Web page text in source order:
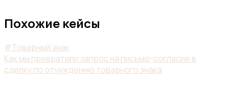
Похожие кейсы
#Товарный знак
Как мы превратили запрос на письмо-согласие в
сделку по отчуждению товарного знака